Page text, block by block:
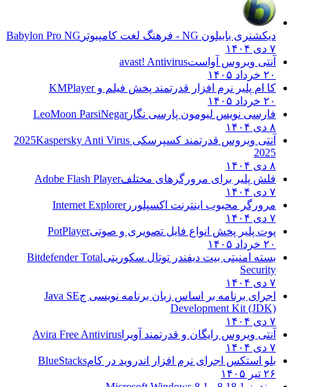
دیکشنری بابیلون NG - فرهنگ لغت کامپیوتر
Babylon Pro NG
۷ دی ۱۴۰۴
آنتی ویروس آواستavast! Antivirus
۲۰ خرداد ۱۴۰۵
کا ام پلیر نرم افزار قدرتمند پخش فیلم وKMPlayer
۲۰ خرداد ۱۴۰۵
فارسی نویس لیومون پارسی نگارLeoMoon ParsiNegar
۸ دی ۱۴۰۴
آنتی ویروس قدرتمند کسپرسکی 2025 Kaspersky Anti Virus
2025
۸ دی ۱۴۰۴
فلش پلیر برای مرورگرهای مختلفAdobe Flash Player
۷ دی ۱۴۰۴
مرورگر محبوب اینترنت اکسپلوررInternet Explorer
۷ دی ۱۴۰۴
پوت پلیر پخش انواع فایل تصویری و صوتیPotPlayer
۲۰ خرداد ۱۴۰۵
بسته امنیتی بیت دیفندر توتال سکوریتیBitdefender Total
Security
۷ دی ۱۴۰۴
اجرای برنامه بر اساس زبان برنامه نویسی جJava SE
Development Kit (JDK)
۷ دی ۱۴۰۴
آنتی ویروس رایگان و قدرتمند آویرا Avira Free Antivirus
۷ دی ۱۴۰۴
بلو استکس اجرای نرم افزار اندروید در کامBlueStacks
۲۶ تیر ۱۴۰۵